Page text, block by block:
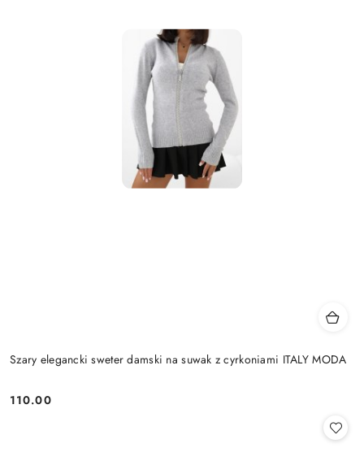
Szary elegancki sweter damski na suwak z cyrkoniami ITALY MODA
Cena:
110.00